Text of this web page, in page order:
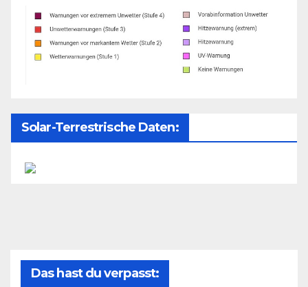
Solar-Terrestrische Daten:
Das hast du verpasst: